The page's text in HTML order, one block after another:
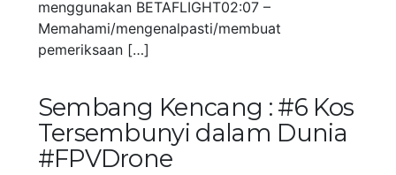
menggunakan BETAFLIGHT02:07 –
Memahami/mengenalpasti/membuat
pemeriksaan […]
Sembang Kencang : #6 Kos
Tersembunyi dalam Dunia
#FPVDrone